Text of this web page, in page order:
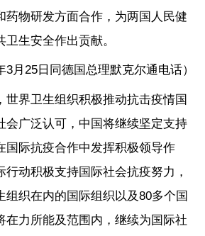
药物研发方面合作，为两国人民健
生安全作出贡献。
3月25日同德国总理默克尔通电话）
世界卫生组织积极推动抗击疫情国
会广泛认可，中国将继续坚定支持
国际抗疫合作中发挥积极领导作
行动积极支持国际社会抗疫努力，
组织在内的国际组织以及80多个国
在力所能及范围内，继续为国际社